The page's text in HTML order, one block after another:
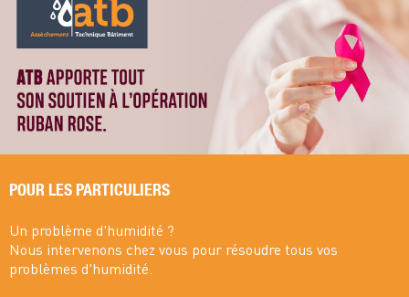
POUR LES PARTICULIERS
Un problème d'humidité ?
Nous intervenons chez vous pour résoudre tous vos
problèmes d'humidité.